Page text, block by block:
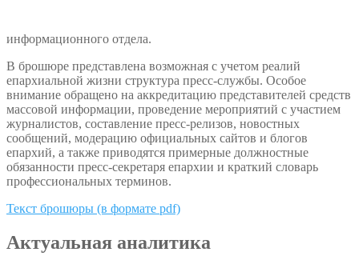
информационного отдела.
В брошюре представлена возможная с учетом реалий
епархиальной жизни структура пресс-службы. Особое
внимание обращено на аккредитацию представителей средств
массовой информации, проведение мероприятий с участием
журналистов, составление пресс-релизов, новостных
сообщений, модерацию официальных сайтов и блогов
епархий, а также приводятся примерные должностные
обязанности пресс-секретаря епархии и краткий словарь
профессиональных терминов.
Текст брошюры (в формате pdf)
Актуальная аналитика